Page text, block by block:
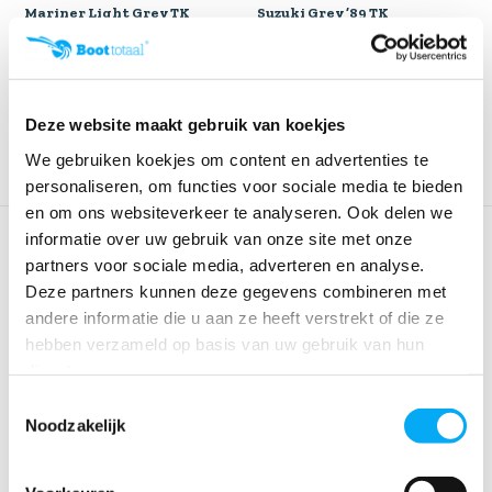
Deze website maakt gebruik van koekjes
We gebruiken koekjes om content en advertenties te
personaliseren, om functies voor sociale media te bieden
en om ons websiteverkeer te analyseren. Ook delen we
informatie over uw gebruik van onze site met onze
partners voor sociale media, adverteren en analyse.
Deze partners kunnen deze gegevens combineren met
andere informatie die u aan ze heeft verstrekt of die ze
hebben verzameld op basis van uw gebruik van hun
Noodzakelijk
Mariner Light Grey TK
Klik voor voorraad info
€ 21,50 € 19,95
Suzuki Grey ’89 TK
Klik voor voorraad info
€ 18,95
Suzuki Black Met TK
Volvo Penta Aquamatic TK